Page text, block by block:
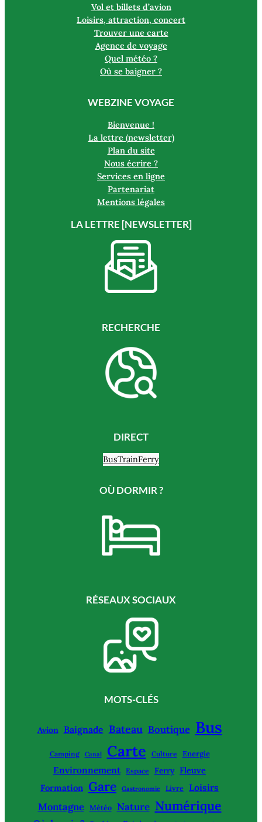
Vol et billets d’avion
Loisirs, attraction, concert
Trouver une carte
Agence de voyage
Quel météo ?
Où se baigner ?
WEBZINE VOYAGE
Bienvenue !
La lettre (newsletter)
Plan du site
Nous écrire ?
Services en ligne
Partenariat
Mentions légales
LA LETTRE [NEWSLETTER]
RECHERCHE
DIRECT
BusTrainFerry
OÙ DORMIR ?
RÉSEAUX SOCIAUX
MOTS-CLÉS
Avion Baignade Bateau Boutique Bus
Camping Canal Carte Culture Energie
Environnement Espace Ferry Fleuve
Formation Gare Gastronomie Livre Loisirs
Montagne Météo Nature Numérique